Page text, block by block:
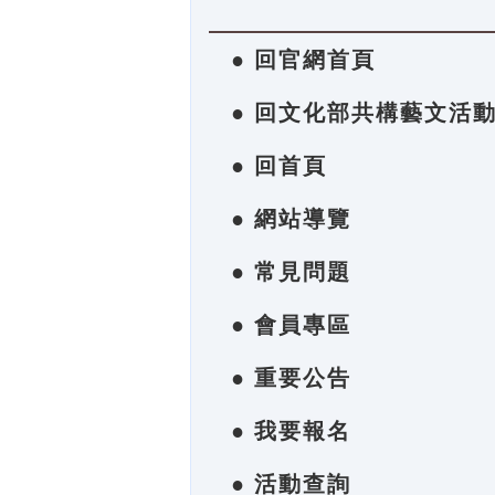
● 回官網首頁
● 回文化部共構藝文活
● 回首頁
● 網站導覽
● 常見問題
● 會員專區
● 重要公告
● 我要報名
● 活動查詢